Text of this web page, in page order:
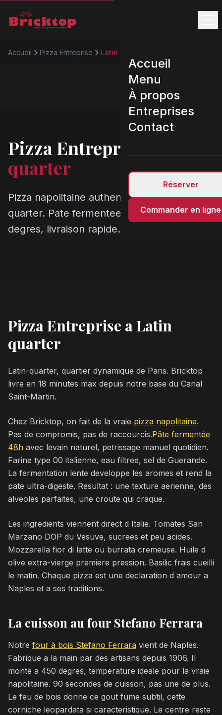
Accueil
Menu
À propos
Entreprises
Contact
Réserver
Commander en ligne
Accueil Pizza Entreprise Latin quarter
Pizza Entreprise
quarter
Pizza napolitaine authentique a Latin
quarter. Pate fermentee 48h, four 450
degres, livraison rapide.
Pizza Entreprise a Latin
quarter
Latin-quarter, quartier dynamique de Paris. Bricktop
livre en 18 minutes max depuis notre base du Canal
Saint-Martin.
Chez Bricktop, on fait de la vraie pizza napolitaine.
Pas de compromis, pas de raccourcis.Pâte fermentée
48h avec levain naturel, petrissage manuel quotidien.
Farine type 00 italienne, eau filtree, sel de Guerande.
La fermentation lente developpe les aromes et rend la
pate ultra-digeste. Resultat : une texture aerienne, des
alveoles parfaites, une croute qui craque.
Les ingredients viennent direct d Italie. Tomates San
Marzano DOP du Vesuve, sucrees et peu acides.
Mozzarella fior di latte ou burrata cremeuse. Huile d
olive extra-vierge premiere pression. Basilic frais cueilli
le matin. Chaque pizza est une declaration d amour a
Naples et a ses traditions.
La cuisson au four Stefano Ferrara
Notre four à bois Stefano Ferrara vient de Naples.
Fabrique a la main par des artisans depuis 1906. Il
monte a 450 degres, temperature ideale pour la vraie
napolitaine. 90 secondes de cuisson, pas une de plus.
Le feu de bois donne ce gout fume subtil, cette
corniche leopardata si caracteristique. Le centre reste